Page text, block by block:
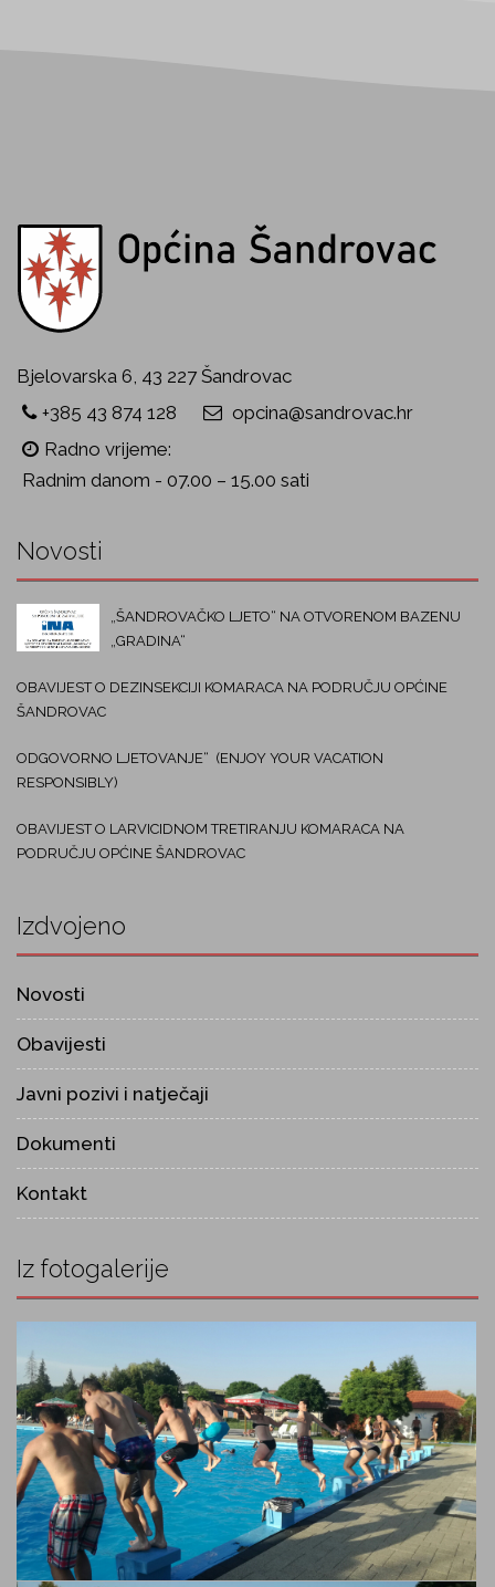
Bjelovarska 6, 43 227 Šandrovac
+385 43 874 128
opcina@sandrovac.hr
Radno vrijeme:
Radnim danom - 07.00 – 15.00 sati
Novosti
„ŠANDROVAČKO LJETO“ NA OTVORENOM BAZENU
„GRADINA“
OBAVIJEST O DEZINSEKCIJI KOMARACA NA PODRUČJU OPĆINE
ŠANDROVAC
ODGOVORNO LJETOVANJE“ (ENJOY YOUR VACATION
RESPONSIBLY)
OBAVIJEST O LARVICIDNOM TRETIRANJU KOMARACA NA
PODRUČJU OPĆINE ŠANDROVAC
Izdvojeno
Novosti
Obavijesti
Javni pozivi i natječaji
Dokumenti
Kontakt
Iz fotogalerije